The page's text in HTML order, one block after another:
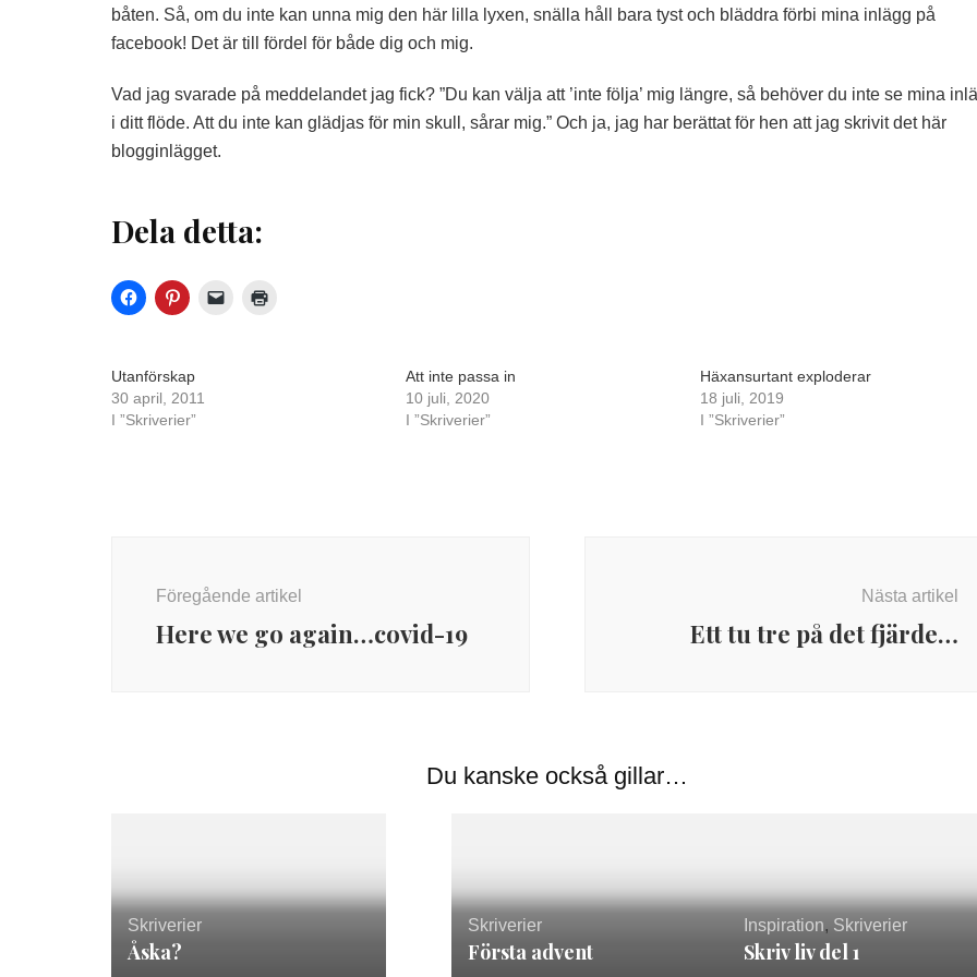
båten. Så, om du inte kan unna mig den här lilla lyxen, snälla håll bara tyst och bläddra förbi mina inlägg på
facebook! Det är till fördel för både dig och mig.
Vad jag svarade på meddelandet jag fick? ”Du kan välja att ’inte följa’ mig längre, så behöver du inte se mina
i ditt flöde. Att du inte kan glädjas för min skull, sårar mig.” Och ja, jag har berättat för hen att jag skrivit det här
blogginlägget.
Dela detta:
Utanförskap
30 april, 2011
I ”Skriverier”
Att inte passa in
10 juli, 2020
I ”Skriverier”
Häxansurtant exploderar
18 juli, 2019
I ”Skriverier”
Föregående artikel
Here we go again…covid-19
Nästa artikel
Ett tu tre på det fjärde…
Du kanske också gillar…
Skriverier
Åska?
Skriverier
Första advent
Inspiration, Skriverier
Skriv liv del 1